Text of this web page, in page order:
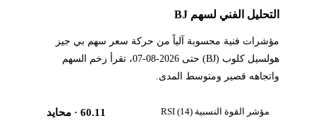
التحليل الفني لسهم BJ
مؤشرات فنية محسوبة آلياً من حركة سعر سهم بي جيز
هولسيل كلوب (BJ) حتى 2026-08-07، تقرأ زخم السهم
واتجاهه قصير ومتوسط المدى.
مؤشر القوة النسبية RSI (14) 60.11· محايد